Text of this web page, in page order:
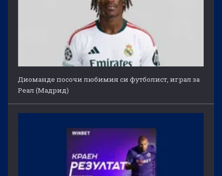
Диоманде посочи любимия си футболист, играл за
Реал (Мадрид)